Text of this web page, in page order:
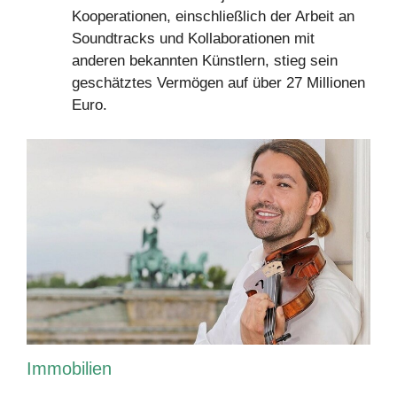
Kooperationen, einschließlich der Arbeit an
Soundtracks und Kollaborationen mit
anderen bekannten Künstlern, stieg sein
geschätztes Vermögen auf über 27 Millionen
Euro.
Immobilien